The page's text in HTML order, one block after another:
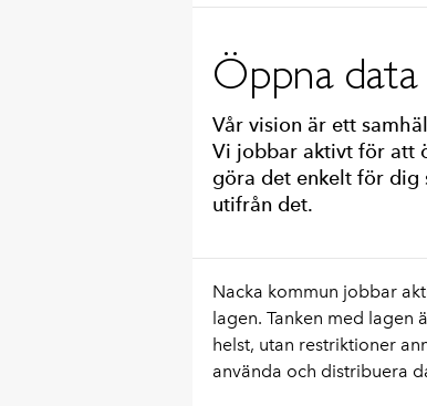
Öppna data
Vår vision är ett
Vi jobbar aktivt för att
göra det enkelt för dig
utifrån det.
Nacka kommun jobbar
lagen. Tanken med lagen
helst, utan restriktioner
använda och distribuera